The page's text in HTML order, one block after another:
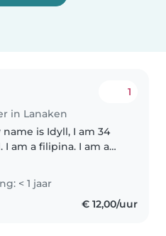
in Lanaken
1
I am a filipina. I am a
warm. Caring and
baby sitter. I like too
< 1 jaar
€ 12,00/uur